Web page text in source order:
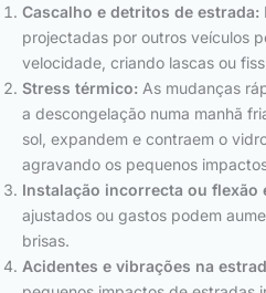
Cascalho e detritos de estrada:
projectadas por outros veículos
velocidade, criando lascas ou
Stress térmico: As mudanças
a descongelação numa manhã
sol, expandem e contraem o
agravando os pequenos
Instalação incorrecta ou flexão
ajustados ou gastos podem
brisas.
Acidentes e vibrações na